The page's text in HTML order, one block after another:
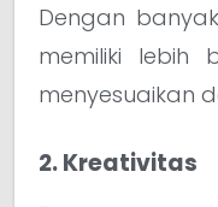
Dengan
memiliki lebih
menyesuaikan
2. Kreativitas